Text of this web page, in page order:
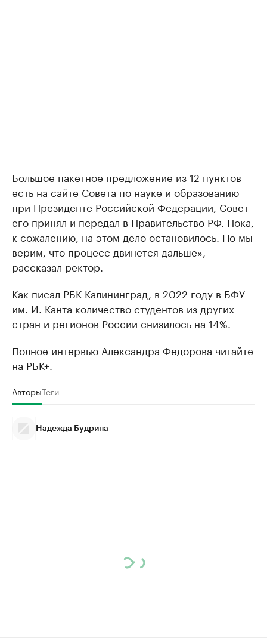
Большое пакетное предложение из 12 пунктов
есть на сайте Совета по науке и образованию
при Президенте Российской Федерации, Совет
его принял и передал в Правительство РФ. Пока,
к сожалению, на этом дело остановилось. Но мы
верим, что процесс двинется дальше», —
рассказал ректор.
Как писал РБК Калининград, в 2022 году в БФУ
им. И. Канта количество студентов из других
стран и регионов России снизилось на 14%.
Полное интервью Александра Федорова читайте
на РБК+
АвторыТеги
Надежда Будрина